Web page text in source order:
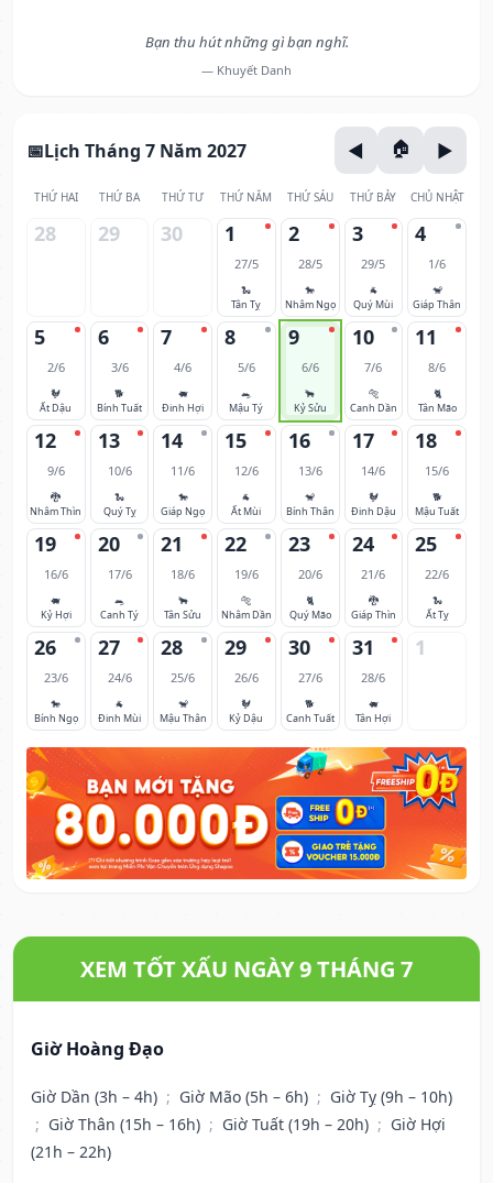
Bạn thu hút những gì bạn nghĩ.
— Khuyết Danh
Lịch Tháng 7 Năm 2027
THỨ HAI THỨ BA THỨ TƯ THỨ NĂM THỨ SÁU THỨ BẢY CHỦ NHẬT
28 29 30 1
27/5
🐍
Tân Tỵ
2
28/5
🐎
Nhâm Ngọ
3
29/5
🐐
Quý Mùi
4
1/6
🐒
Giáp Thân
5
2/6
🐓
Ất Dậu
6
3/6
🐕
Bính Tuất
7
4/6
🐖
Đinh Hợi
8
5/6
🐀
Mậu Tý
9
6/6
🐂
Kỷ Sửu
10
7/6
🐅
Canh Dần
11
8/6
🐈
Tân Mão
12
9/6
🐉
Nhâm Thìn
13
10/6
🐍
Quý Tỵ
14
11/6
🐎
Giáp Ngọ
15
12/6
🐐
Ất Mùi
16
13/6
🐒
Bính Thân
17
14/6
🐓
Đinh Dậu
18
15/6
🐕
Mậu Tuất
19
16/6
🐖
Kỷ Hợi
20
17/6
🐀
Canh Tý
21
18/6
🐂
Tân Sửu
22
19/6
🐅
Nhâm Dần
23
20/6
🐈
Quý Mão
24
21/6
🐉
Giáp Thìn
25
22/6
🐍
Ất Tỵ
26
23/6
🐎
Bính Ngọ
27
24/6
🐐
Đinh Mùi
28
25/6
🐒
Mậu Thân
29
26/6
🐓
Kỷ Dậu
30
27/6
🐕
Canh Tuất
31
28/6
🐖
Tân Hợi
1
XEM TỐT XẤU NGÀY 9 THÁNG 7
Giờ Hoàng Đạo
Giờ Dần (3h – 4h) ; Giờ Mão (5h – 6h) ; Giờ Tỵ (9h – 10h)
; Giờ Thân (15h – 16h) ; Giờ Tuất (19h – 20h) ; Giờ Hợi
(21h – 22h)